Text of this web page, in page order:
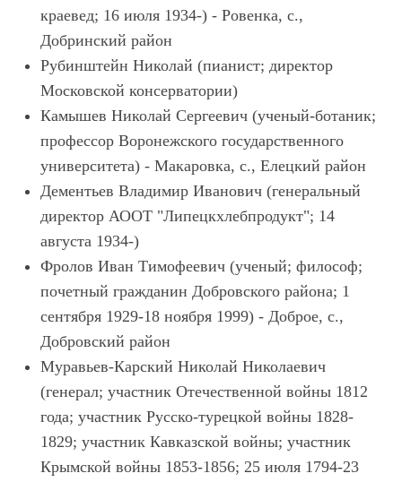
краевед; 16 июля 1934-) - Ровенка, с.,
Добринский район
Рубинштейн Николай (пианист; директор
Московской консерватории)
Камышев Николай Сергеевич (ученый-ботаник;
профессор Воронежского государственного
университета) - Макаровка, с., Елецкий район
Дементьев Владимир Иванович (генеральный
директор АООТ "Липецкхлебпродукт"; 14
августа 1934-)
Фролов Иван Тимофеевич (ученый; философ;
почетный гражданин Добровского района; 1
сентября 1929-18 ноября 1999) - Доброе, с.,
Добровский район
Муравьев-Карский Николай Николаевич
(генерал; участник Отечественной войны 1812
года; участник Русско-турецкой войны 1828-
1829; участник Кавказской войны; участник
Крымской войны 1853-1856; 25 июля 1794-23